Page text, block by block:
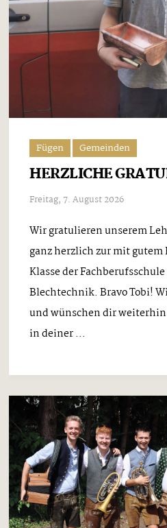
Fügen Gemeinden
HERZLICHE
Freitag, 7. August 2026
Wir gratulieren unserem
ganz herzlich zur mit gutem
Klasse der
Blechtechnik. Bravo Tobi!
und wünschen dir
in deiner ...